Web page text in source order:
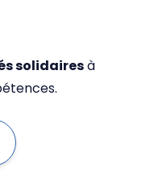
solidairesà